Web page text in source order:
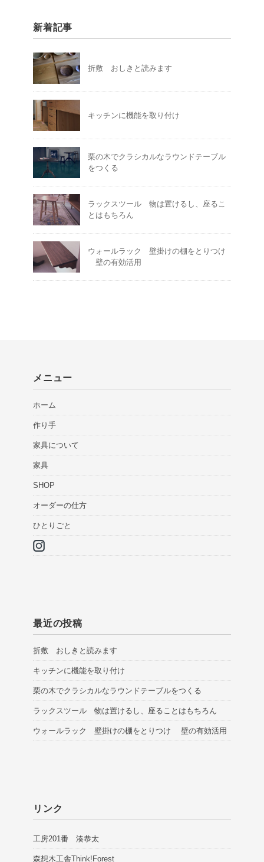
新着記事
折敷 おしきと読みます
キッチンに機能を取り付け
栗の木でクラシカルなラウンドテーブル
をつくる
ラックスツール 物は置けるし、座るこ
とはもちろん
ウォールラック 壁掛けの棚をとりつけ
壁の有効活用
メニュー
ホーム
作り手
家具について
家具
SHOP
オーダーの仕方
ひとりごと
最近の投稿
折敷 おしきと読みます
キッチンに機能を取り付け
栗の木でクラシカルなラウンドテーブルをつくる
ラックスツール 物は置けるし、座ることはもちろん
ウォールラック 壁掛けの棚をとりつけ 壁の有効活用
リンク
工房201番 湊恭太
森想木工舎Think!Forest